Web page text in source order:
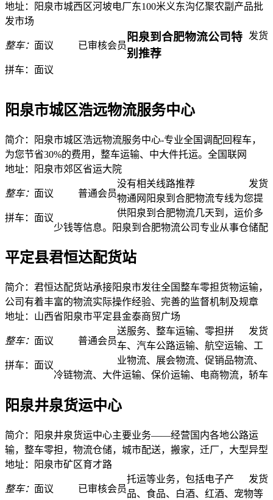
地址：阳泉市城西区河坡电厂东100米义东沟亿聚农副产品批
发市场
整车： 面议
拼车： 面议
已审核会员
发货
阳泉市城区浩远物流服务中心
简介：阳泉市城区浩远物流服务中心-专业全国调配回程车，
为您节省30%的费用，整车运输、中大件托运。全国联网
地址：阳泉市郊区省运大院
整车： 面议
拼车： 面议
普通会员
发货
平定县君恒达配货站
简介：君恒达配货站承接阳泉市发往全国整车零担货物运输，
公司有着丰富的物流实际操作经验、完善的监督机制及规章
地址：山西省阳泉市平定县金泰商贸广场
整车： 面议
拼车： 面议
普通会员
发货
阳泉井泉货运中心
简介：阳泉井泉货运中心主要业务——经营国内各地公路运
输，整车零担，物流仓储，城市配送，搬家，迁厂，大型异型
地址：阳泉市矿区育才路
整车： 面议 已审核会员
发货
阳泉到合肥物流公司特
别推荐
没有相关线路推荐
物通网阳泉到合肥物流专线为您提
供阳泉到合肥物流几天到，运价多
少钱等信息。阳泉到合肥物流公司专业从事仓储配
送服务、整车运输、零担拼
车、汽车公路运输、航空运输、工
业物流、展会物流、促销品物流、
冷链物流、大件运输、保价运输、电商物流，轿车
托运等业务，包括电子产
品、食品、白酒、红酒、宠物等